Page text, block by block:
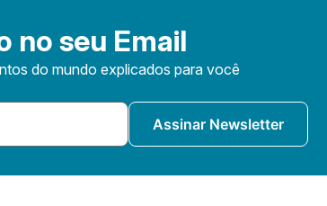
no seu Email
do mundo explicados para você
Assinar Newsletter